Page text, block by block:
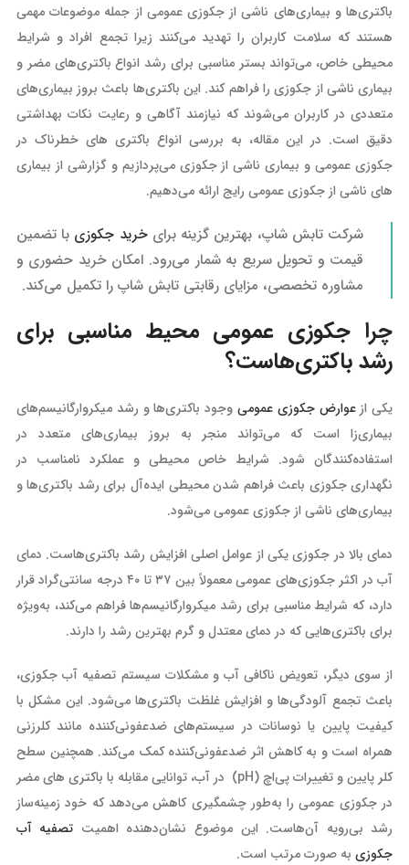
باکتری‌ها و بیماری‌های ناشی از جکوزی عمومی از جمله موضوعات مهمی
هستند که سلامت کاربران را تهدید می‌کنند زیرا تجمع افراد و شرایط
محیطی خاص، می‌تواند بستر مناسبی برای رشد انواع باکتری‌های مضر و
بیماری ناشی از جکوزی را فراهم کند. این باکتری‌ها باعث بروز بیماری‌های
متعددی در کاربران می‌شوند که نیازمند آگاهی و رعایت نکات بهداشتی
دقیق است. در این مقاله، به بررسی انواع باکتری‌ های خطرناک در
جکوزی عمومی و بیماری‌ ناشی از جکوزی می‌پردازیم و گزارشی از بیماری
های ناشی از جکوزی عمومی رایج ارائه می‌دهیم.
شرکت تابش شاپ، بهترین گزینه برایخرید جکوزی با تضمین
قیمت و تحویل سریع به شمار می‌رود. امکان خرید حضوری و
مشاوره تخصصی، مزایای رقابتی تابش شاپ را تکمیل می‌کند.
چرا جکوزی عمومی محیط مناسبی برای
رشد باکتری‌هاست؟
یکی ازعوارض جکوزی عمومی وجود باکتری‌ها و رشد میکروارگانیسم‌های
بیماری‌زا است که می‌تواند منجر به بروز بیماری‌های متعدد در
استفاده‌کنندگان شود. شرایط خاص محیطی و عملکرد نامناسب در
نگهداری جکوزی باعث فراهم شدن محیطی ایده‌آل برای رشد باکتری‌ها و
بیماری‌های ناشی از جکوزی عمومی می‌شود.
دمای بالا در جکوزی یکی از عوامل اصلی افزایش رشد باکتری‌هاست. دمای
آب در اکثر جکوزی‌های عمومی معمولاً بین ۳۷ تا ۴۰ درجه سانتی‌گراد قرار
دارد، که شرایط مناسبی برای رشد میکروارگانیسم‌ها فراهم می‌کند، به‌ویژه
برای باکتری‌هایی که در دمای معتدل و گرم بهترین رشد را دارند.
از سوی دیگر، تعویض ناکافی آب و مشکلات سیستم تصفیه آب جکوزی،
باعث تجمع آلودگی‌ها و افزایش غلظت باکتری‌ها می‌شود. این مشکل با
کیفیت پایین یا نوسانات در سیستم‌های ضدعفونی‌کننده مانند کلرزنی
همراه است و به کاهش اثر ضدعفونی‌کننده کمک می‌کند. همچنین سطح
کلر پایین و تغییرات پی‌اچ (pH) در آب، توانایی مقابله با باکتری‌ های مضر
در جکوزی عمومی را به‌طور چشمگیری کاهش می‌دهد که خود زمینه‌ساز
رشد بی‌رویه آن‌هاست. این موضوع نشان‌دهنده اهمیت تصفیه آب
جکوزیبه صورت مرتب است.